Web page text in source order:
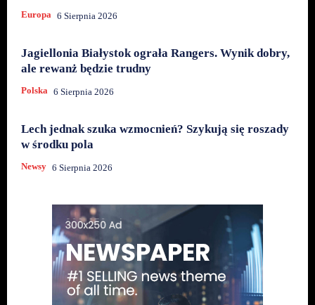
Europa 6 Sierpnia 2026
Jagiellonia Białystok ograła Rangers. Wynik dobry,
ale rewanż będzie trudny
Polska 6 Sierpnia 2026
Lech jednak szuka wzmocnień? Szykują się roszady
w środku pola
Newsy 6 Sierpnia 2026